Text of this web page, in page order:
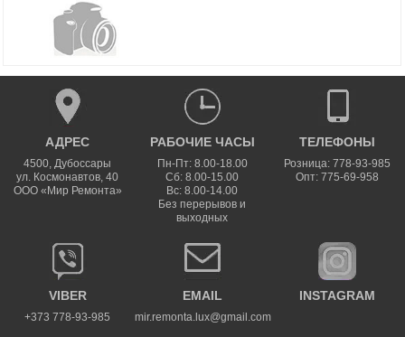
АДРЕС
4500,Дубоссары
ул. Космонавтов, 40
ООО «Мир Ремонта»
РАБОЧИЕ ЧАСЫ
Пн-Пт: 8.00-18.00
Сб: 8.00-15.00
Вс: 8.00-14.00
Без перерывов и
выходных
ТЕЛЕФОНЫ
Розница: 778-93-985
Опт: 775-69-958
VIBER
+373 778-93-985
EMAIL
mir.remonta.lux@gmail.com
INSTAGRAM